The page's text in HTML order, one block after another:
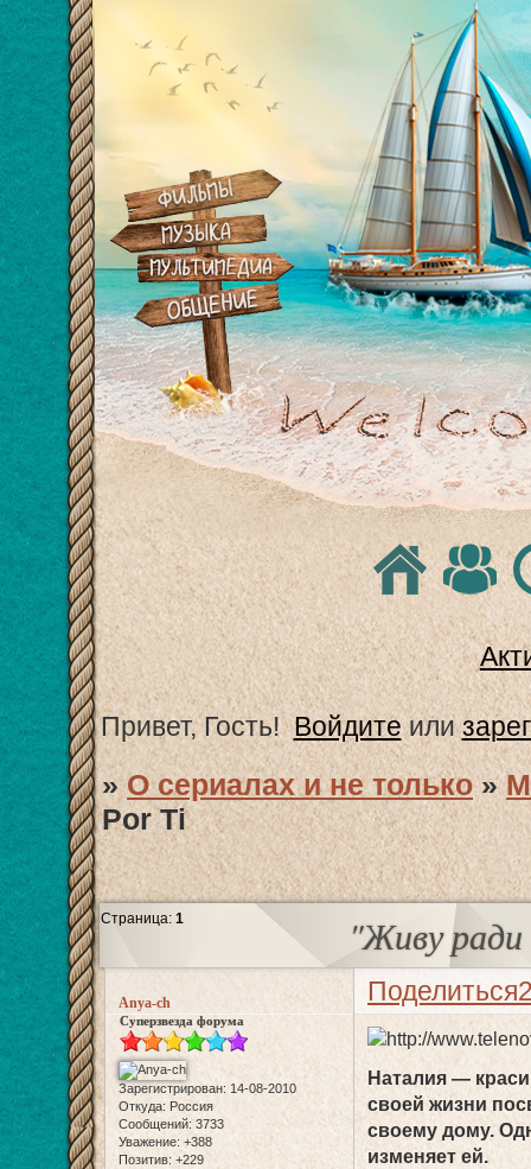
Привет, Гость! Войдитеили
»О сериалах и не только »
Por Ti
"Живу
Страница:1
Поделиться
Anya-ch
Суперзвезда форума
Зарегистрирован: 14-08-2010
Откуда: Россия
Сообщений: 3733
Уважение: +388
Позитив: +229
Наталия —
своей жизни
своему дому.
изменяет ей.